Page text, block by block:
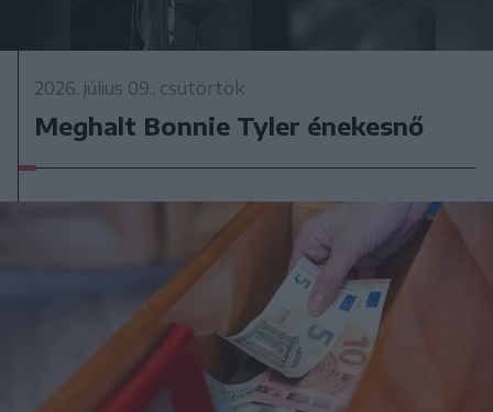
2026. július 09., csütörtök
Meghalt Bonnie Tyler énekesnő